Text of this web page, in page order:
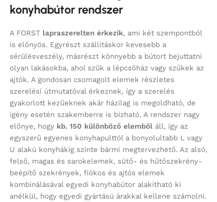
konyhabútor rendszer
A FORST lapraszerelten érkezik, ami két szempontból
is előnyös. Egyrészt szállításkor kevesebb a
sérülésveszély, másrészt könnyebb a bútort bejuttatni
olyan lakásokba, ahol szűk a lépcsőház vagy szűkek az
ajtók. A gondosan csomagolt elemek részletes
szerelési útmutatóval érkeznek, így a szerelés
gyakorlott kezűeknek akár házilag is megoldható, de
igény esetén szakemberre is bízható. A rendszer nagy
előnye, hogy kb. 150 különböző elemből áll, így az
egyszerű egyenes konyhapulttól a bonyolultabb L vagy
U alakú konyhákig szinte bármi megtervezhető. Az alsó,
felső, magas és sarokelemek, sütő- és hűtőszekrény-
beépítő szekrények, fiókos és ajtós elemek
kombinálásával egyedi konyhabútor alakítható ki
anélkül, hogy egyedi gyártású árakkal kellene számolni.